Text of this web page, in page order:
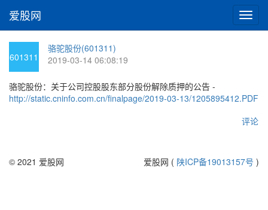
切
换
爱股网
601311
骆驼股份(601311)
2019-03-14 06:08:19
骆驼股份：关于公司控股股东部分股份解除质押的公告 -
http://static.cninfo.com.cn/finalpage/2019-03-13/1205895412.PDF
评论
© 2021 爱股网 爱股网 ( 陕ICP备19013157号 )